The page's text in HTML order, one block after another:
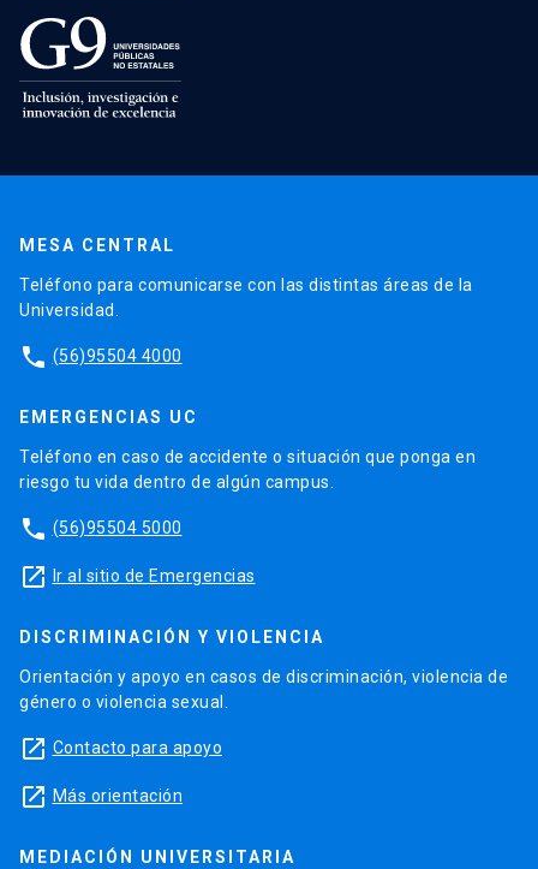
MESA CENTRAL
Teléfono para comunicarse con las distintas áreas de la
Universidad.
phone (56)95504 4000
EMERGENCIAS UC
Teléfono en caso de accidente o situación que ponga en
riesgo tu vida dentro de algún campus.
phone (56)95504 5000
launch Ir al sitio de Emergencias
DISCRIMINACIÓN Y VIOLENCIA
Orientación y apoyo en casos de discriminación, violencia de
género o violencia sexual.
launch Contacto para apoyo
launch Más orientación
MEDIACIÓN UNIVERSITARIA